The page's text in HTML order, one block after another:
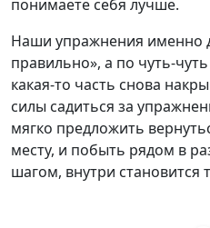
понимаете себя лучше.
Наши упражнения именно
правильно», а по чуть-
какая-то часть снова
силы садиться за
мягко предложить
месту, и побыть рядом в
шагом, внутри становится